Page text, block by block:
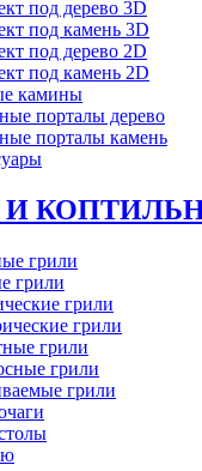
под дерево 3D
под камень 3D
под дерево 2D
под камень 2D
камины
порталы дерево
порталы камень
И
грили
грили
грили
грили
грили
грили
грили